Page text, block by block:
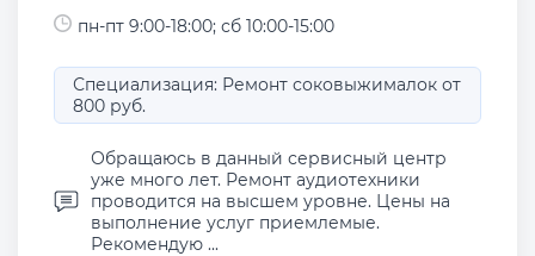
пн-пт 9:00-18:00; сб 10:00-15:00
Специализация: Ремонт соковыжималок от
800 руб.
Обращаюсь в данный сервисный центр
уже много лет. Ремонт аудиотехники
проводится на высшем уровне. Цены на
выполнение услуг приемлемые.
Рекомендую ...